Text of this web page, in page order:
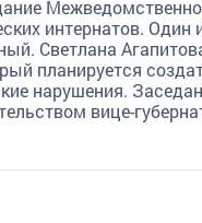
интернатов.
Светлана
планируется
нарушения.
вице-